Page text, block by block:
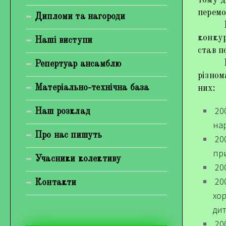
Богуненко Денис Олександрович
Гірієнко Ірина Михайлівна
Відеогалерея
Фотогалерея
став
Крім
них:
Дипломи та нагороди
Наші виступи
Репертуар ансамблю
Матеріально-технічна база
Наш розклад
Про нас пишуть
Учасники колективу
Контакти